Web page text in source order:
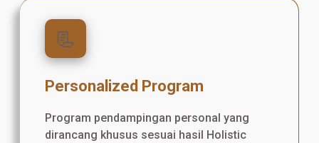
📃
Personalized Program
Program pendampingan personal yang
dirancang khusus sesuai hasil Holistic